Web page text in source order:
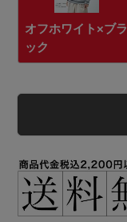
オフホワイト×ブラ
ック